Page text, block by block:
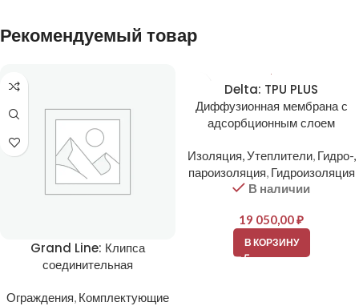
Рекомендуемый товар
Grand Line: Клипса
соединительная
Ограждения, Комплектующие
Delta: TPU PLUS
Диффузионная мембрана с
адсорбционным слоем
Изоляция, Утеплители, Гидро-,
пароизоляция, Гидроизоляция
В наличии
19 050,00₽
В КОРЗИНУ